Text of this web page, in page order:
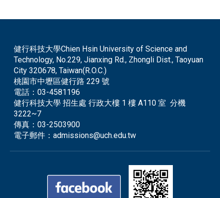
健行科技大學Chien Hsin University of Science and
Technology, No.229, Jianxing Rd., Zhongli Dist., Taoyuan
City 320678, Taiwan(R.O.C.)
桃園市中壢區健行路 229 號
電話：03-4581196
健行科技大學 招生處 行政大樓 1 樓 A110 室 分機
3222~7
傳真：03-2503900
電子郵件：admissions@uch.edu.tw